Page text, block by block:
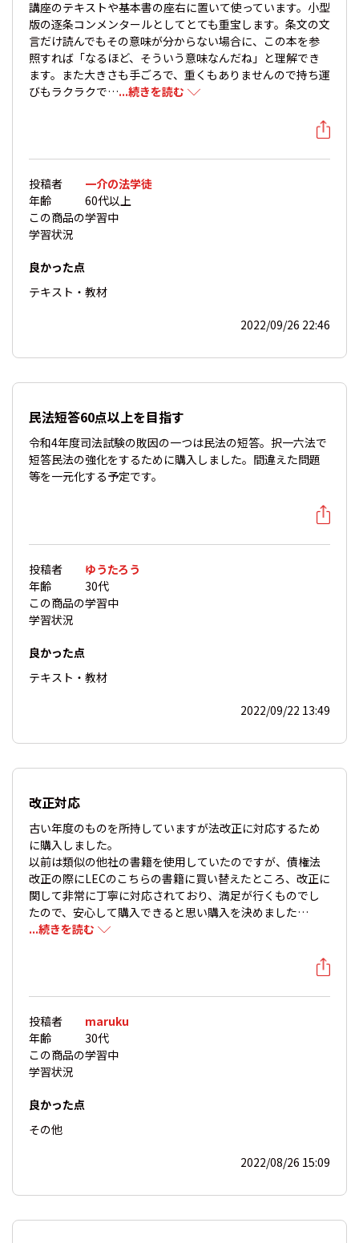
講座のテキストや基本書の座右に置いて使っています。小型
版の逐条コンメンタールとしてとても重宝します。条文の文
言だけ読んでもその意味が分からない場合に、この本を参
照すれば「なるほど、そういう意味なんだね」と理解でき
ます。また大きさも手ごろで、重くもありませんので持ち運
びもラクラクで…...続きを読む
投稿者
一介の法学徒
年齢
60代以上
この商品の
学習状況
学習中
良かった点
テキスト・教材
2022/09/26 22:46
民法短答60点以上を目指す
令和4年度司法試験の敗因の一つは民法の短答。択一六法で
短答民法の強化をするために購入しました。間違えた問題
等を一元化する予定です。
投稿者
ゆうたろう
年齢
30代
この商品の
学習状況
学習中
良かった点
テキスト・教材
2022/09/22 13:49
改正対応
古い年度のものを所持していますが法改正に対応するため
に購入しました。
以前は類似の他社の書籍を使用していたのですが、債権法
改正の際にLECのこちらの書籍に買い替えたところ、改正に
関して非常に丁寧に対応されており、満足が行くものでし
たので、安心して購入できると思い購入を決めました…
...続きを読む
投稿者
maruku
年齢
30代
この商品の
学習状況
学習中
良かった点
その他
2022/08/26 15:09